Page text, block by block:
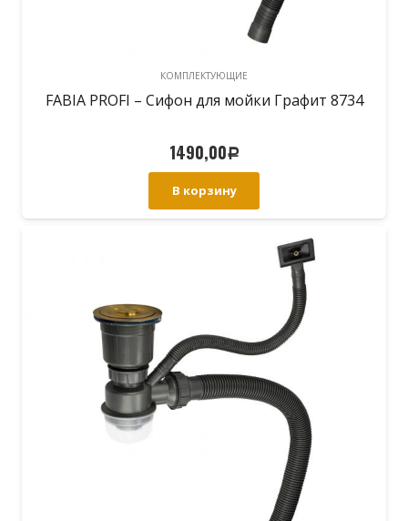
КОМПЛЕКТУЮЩИЕ
FABIA PROFI – Сифон для мойки Графит 8734
1490,00Р
В корзину